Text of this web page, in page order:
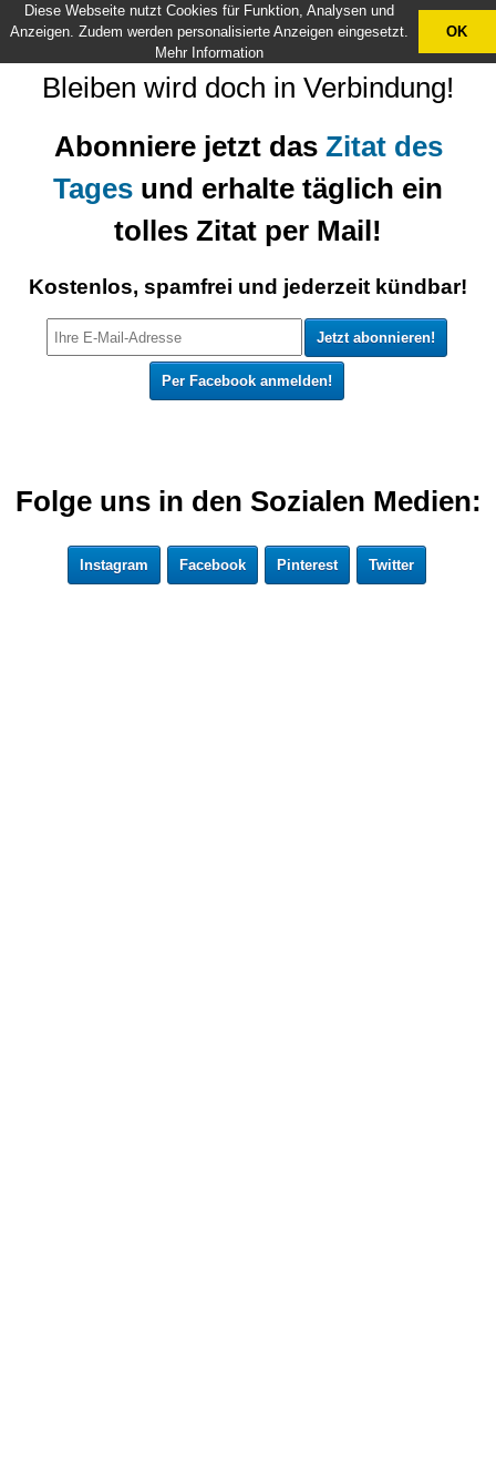
Bleiben wird doch in Verbindung!
Abonniere jetzt das Zitat des
Tages und erhalte täglich ein
tolles Zitat per Mail!
Kostenlos, spamfrei und jederzeit kündbar!
Per Facebook anmelden!
Folge uns in den Sozialen Medien:
Instagram Facebook Pinterest Twitter
X
Diese Webseite nutzt Cookies für Funktion, Analysen und
Anzeigen. Zudem werden personalisierte Anzeigen eingesetzt.
Mehr Information
OK